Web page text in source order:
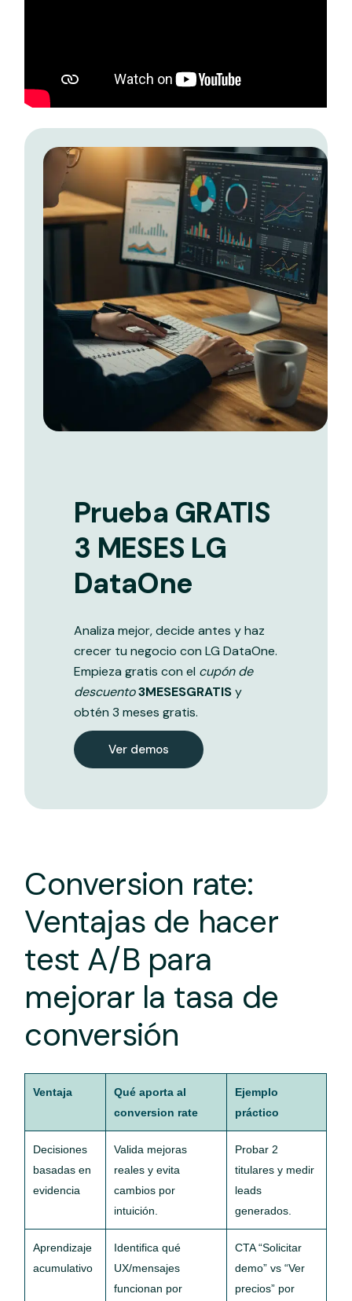
Prueba GRATIS
3 MESES LG
DataOne
Analiza mejor, decide antes y haz
crecer tu negocio con LG DataOne.
Empieza gratis con el cupón de
descuento3MESESGRATISy
obtén 3 meses gratis.
Ver demos
Conversion rate:
Ventajas de hacer
test A/B para
mejorar la tasa de
conversión
Ventaja
Qué aporta al
conversion rate
Ejemplo
práctico
Decisiones
basadas en
evidencia
Valida mejoras
reales y evita
cambios por
intuición.
Probar 2
titulares y medir
leads
generados.
Aprendizaje
acumulativo
Identifica qué
UX/mensajes
funcionan por
CTA “Solicitar
demo” vs “Ver
precios” por